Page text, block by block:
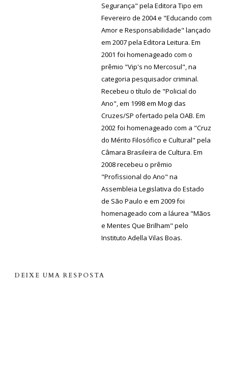
Segurança" pela Editora Tipo em
Fevereiro de 2004 e "Educando com
Amor e Responsabilidade" lançado
em 2007 pela Editora Leitura. Em
2001 foi homenageado com o
prêmio "Vip's no Mercosul", na
categoria pesquisador criminal.
Recebeu o título de "Policial do
Ano", em 1998 em Mogi das
Cruzes/SP ofertado pela OAB. Em
2002 foi homenageado com a "Cruz
do Mérito Filosófico e Cultural" pela
Câmara Brasileira de Cultura. Em
2008 recebeu o prêmio
"Profissional do Ano" na
Assembleia Legislativa do Estado
de São Paulo e em 2009 foi
homenageado com a láurea "Mãos
e Mentes Que Brilham" pelo
Instituto Adella Vilas Boas.
DEIXE UMA RESPOSTA